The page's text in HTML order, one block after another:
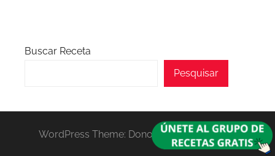
Buscar Receta
Pesquisar
WordPress Theme: Donovan by ThemeZee.